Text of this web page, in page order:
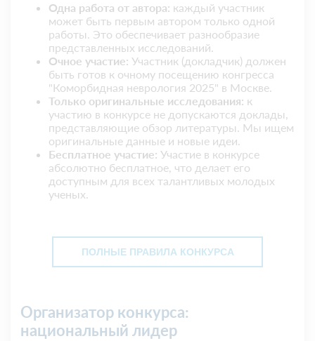
Одна работа от автора: каждый участник
может быть первым автором только одной
работы. Это обеспечивает разнообразие
представленных исследований.
Очное участие: Участник (докладчик) должен
быть готов к очному посещению конгресса
"Коморбидная неврология 2025" в Москве.
Только оригинальные исследования: к
участию в конкурсе не допускаются доклады,
представляющие обзор литературы. Мы ищем
оригинальные данные и новые идеи.
Бесплатное участие: Участие в конкурсе
абсолютно бесплатное, что делает его
доступным для всех талантливых молодых
ученых.
ПОЛНЫЕ ПРАВИЛА КОНКУРСА
Организатор конкурса:
национальный лидер